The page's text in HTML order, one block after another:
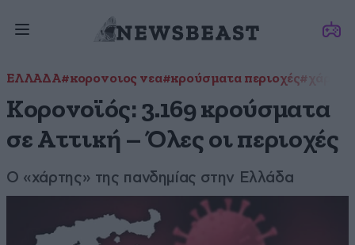
ΕΛΛΑΔΑ#κορονοιος νεα#κρούσματα περιοχές
Κορονοϊός: 3.169 κρούσματα
σε Αττική – Όλες οι περιοχές
Ο «χάρτης» της πανδημίας στην Ελλάδα